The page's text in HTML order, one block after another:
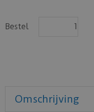
Bestel
Omschrijving